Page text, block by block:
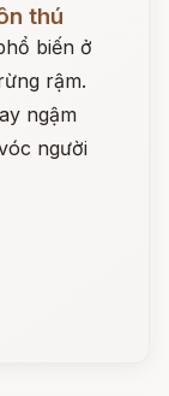
thú
biến ở
rậm.
ngậm
người